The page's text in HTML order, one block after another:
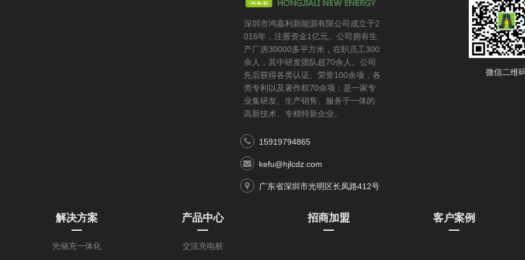
深圳市鸿嘉利新能源有限公司成立于2
016年，注册资金1亿元。公司拥有生
产厂房30000多平方米，在职员工300
余人，其中研发团队超70余人。公司
先后获得各类认证、荣誉100余项，各
类专利以及著作权70余项；是一家专
业集研发、生产销售、服务于一体的
高新技术、专精特新企业。
15919794865
kefu@hjlcdz.com
广东省深圳市光明区长凤路412号
微信二维
解决方案
光储充一体化
产品中心
交流充电桩
招商加盟 客户案例